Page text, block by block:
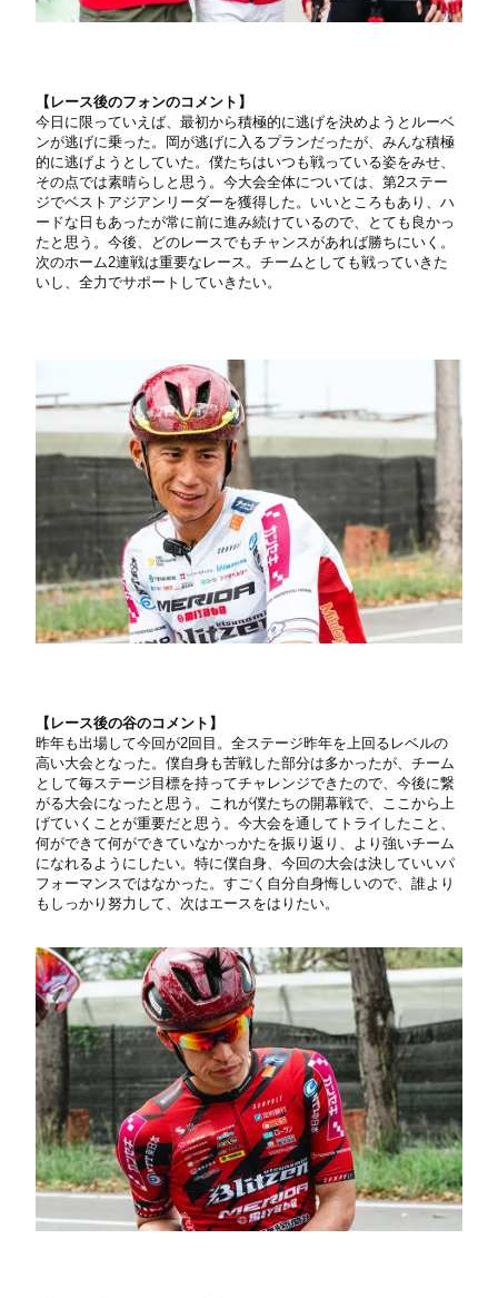
【レース後のフォンのコメント】
今日に限っていえば、最初から積極的に逃げを決めようとルーベ
ンが逃げに乗った。岡が逃げに入るプランだったが、みんな積極
的に逃げようとしていた。僕たちはいつも戦っている姿をみせ、
その点では素晴らしと思う。今大会全体については、第2ステー
ジでベストアジアンリーダーを獲得した。いいところもあり、ハ
ードな日もあったが常に前に進み続けているので、とても良かっ
たと思う。今後、どのレースでもチャンスがあれば勝ちにいく。
次のホーム2連戦は重要なレース。チームとしても戦っていきた
いし、全力でサポートしていきたい。
【レース後の谷のコメント】
昨年も出場して今回が2回目。全ステージ昨年を上回るレベルの
高い大会となった。僕自身も苦戦した部分は多かったが、チーム
として毎ステージ目標を持ってチャレンジできたので、今後に繋
がる大会になったと思う。これが僕たちの開幕戦で、ここから上
げていくことが重要だと思う。今大会を通してトライしたこと、
何ができて何ができていなかっかたを振り返り、より強いチーム
になれるようにしたい。特に僕自身、今回の大会は決していいパ
フォーマンスではなかった。すごく自分自身悔しいので、誰より
もしっかり努力して、次はエースをはりたい。